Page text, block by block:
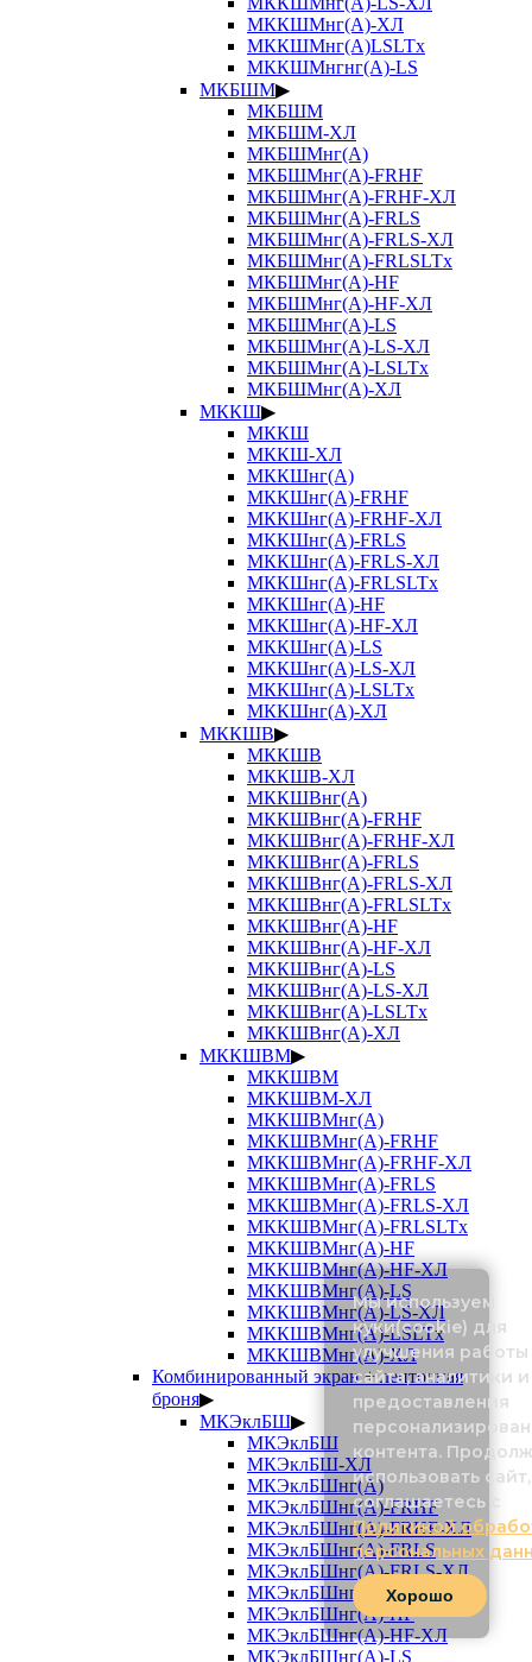
МККШМнг(А)-ХЛ
МККШМнг(А)LSLTx
МККШМнгнг(А)-LS
МКБШМ▶
МКБШМ
МКБШМ-ХЛ
МКБШМнг(А)
МКБШМнг(А)-FRHF
МКБШМнг(А)-FRHF-ХЛ
МКБШМнг(А)-FRLS
МКБШМнг(А)-FRLS-ХЛ
МКБШМнг(А)-FRLSLTx
МКБШМнг(А)-HF
МКБШМнг(А)-HF-ХЛ
МКБШМнг(А)-LS
МКБШМнг(А)-LS-ХЛ
МКБШМнг(А)-LSLTx
МКБШМнг(А)-ХЛ
МККШ▶
МККШ
МККШ-ХЛ
МККШнг(А)
МККШнг(А)-FRHF
МККШнг(А)-FRHF-ХЛ
МККШнг(А)-FRLS
МККШнг(А)-FRLS-ХЛ
МККШнг(А)-FRLSLTx
МККШнг(А)-HF
МККШнг(А)-HF-ХЛ
МККШнг(А)-LS
МККШнг(А)-LS-ХЛ
МККШнг(А)-LSLTx
МККШнг(А)-ХЛ
МККШВ▶
МККШВ
МККШВ-ХЛ
МККШВнг(А)
МККШВнг(А)-FRHF
МККШВнг(А)-FRHF-ХЛ
МККШВнг(А)-FRLS
МККШВнг(А)-FRLS-ХЛ
МККШВнг(А)-FRLSLTx
МККШВнг(А)-HF
МККШВнг(А)-HF-ХЛ
МККШВнг(А)-LS
МККШВнг(А)-LS-ХЛ
МККШВнг(А)-LSLTx
МККШВнг(А)-ХЛ
МККШВМ▶
МККШВМ
МККШВМ-ХЛ
МККШВМнг(А)
МККШВМнг(А)-FRHF
МККШВМнг(А)-FRHF-ХЛ
МККШВМнг(А)-FRLS
МККШВМнг(А)-FRLS-ХЛ
МККШВМнг(А)-FRLSLTx
МККШВМнг(А)-HF
МККШВМнг(А)-HF-ХЛ
МККШВМнг(А)-LS
МККШВМнг(А)-LS-ХЛ
МККШВМнг(А)-LSLTx
МККШВМнг(А)-ХЛ
Комбинированный экран + ленточная
броня▶
МКЭклБШ▶
МКЭклБШ
МКЭклБШ-ХЛ
МКЭклБШнг(А)
МКЭклБШнг(А)-FRHF
МКЭклБШнг(А)-FRHF-ХЛ
МКЭклБШнг(А)-FRLS
МКЭклБШнг(А)-FRLS-ХЛ
МКЭклБШнг(А)-FRLSLTx
МКЭклБШнг(А)-HF
МКЭклБШнг(А)-HF-ХЛ
МКЭклБШнг(А)-LS
Мы используем
куки(cookie) для
улучшения работы
сайта, аналитики и
предоставления
контента.
использовать
соглашаетесь с
Политикой
персональных
Хорошо